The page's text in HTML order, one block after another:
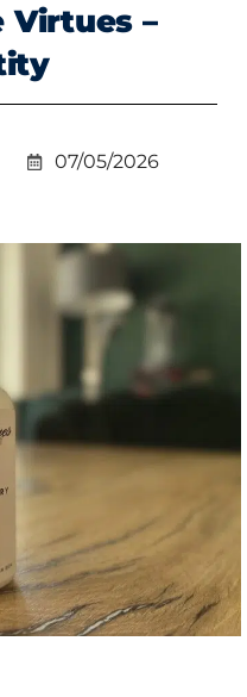
Virtues –
07/05/2026